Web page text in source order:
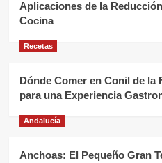
Aplicaciones de la
Cocina
Recetas
Dónde Comer en Conil de la
para una Experiencia
Andalucía
Anchoas: El Pequeño Gran